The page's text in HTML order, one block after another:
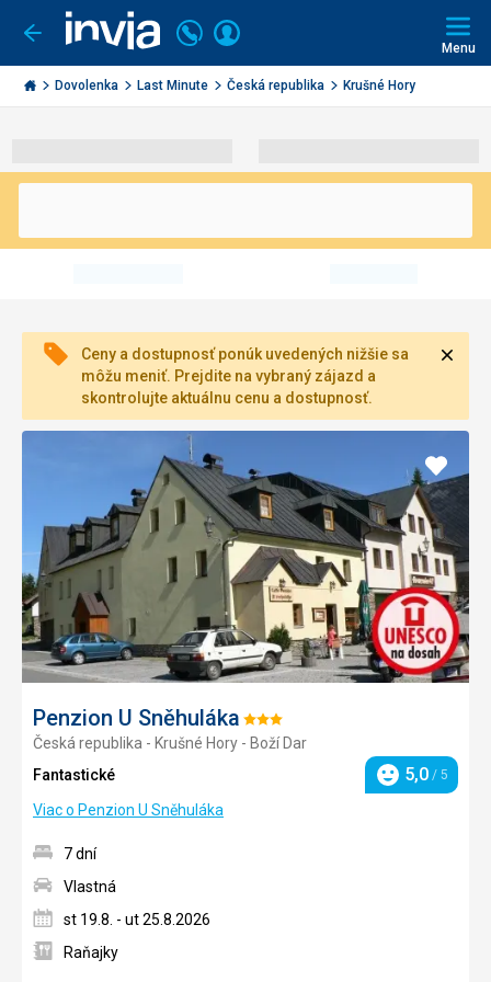
Ísť
späť
Invia.sk
Volajte
+421
2
3221
Prihlásiť
Menu
Dovolenka Last Minute Česká republika Krušné Hory
Ceny a dostupnosť ponúk uvedených nižšie sa
môžu meniť. Prejdite na vybraný zájazd a
skontrolujte aktuálnu cenu a dostupnosť.
Penzion U Sněhuláka Hodnotenie:
3/5
Česká republika - Krušné Hory - Boží Dar
Fantastické
Hodnotenie
5,0 / 5
Viac o Penzion U Sněhuláka
Pridať
do
7 dní
Vlastná
st 19.8. - ut 25.8.2026
Raňajky